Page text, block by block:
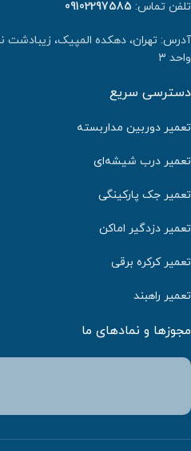
تلفن تماس: 09102297585
واحد ۳
دسترسی سریع
تعمیر دوربین مداربسته
تعمیر درب شیشه‌ای
تعمیر جک پارکینگی
تعمیر دزدگیر اماکن
تعمیر کرکره برقی
تعمیر راهبند
مجوزها و نمادهای ما